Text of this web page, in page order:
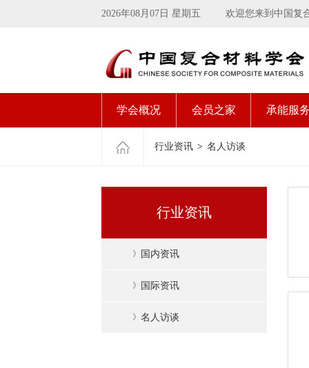
2026年08月07日 星期五 欢迎您来到中国复
学会概况 会员之家 承能服
行业资讯 > 名人访谈
行业资讯
》 国内资讯
》 国际资讯
》 名人访谈